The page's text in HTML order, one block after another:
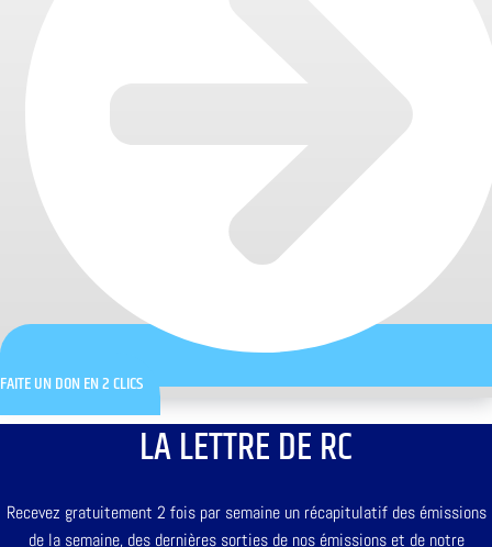
FAITE UN DON EN 2 CLICS
LA LETTRE DE RC
Recevez gratuitement 2 fois par semaine un récapitulatif des émissions
de la semaine, des dernières sorties de nos émissions et de notre